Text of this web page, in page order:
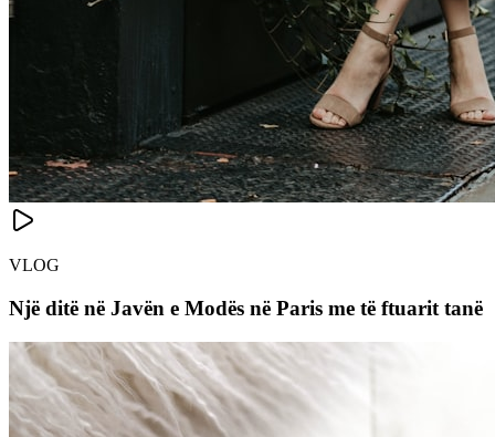
VLOG
Një ditë në Javën e Modës në Paris me të ftuarit tanë